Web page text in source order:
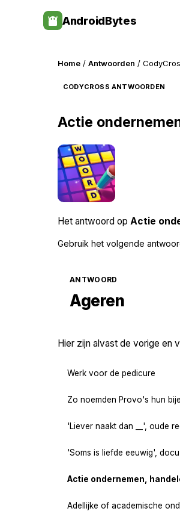
AndroidBytes
Home / Antwoorden /
CODYCROSS ANTWOORDEN
Actie
Het antwoord op Actie
Gebruik het volgende
ANTWOORD
Ageren
Hier zijn alvast de vorige en
Werk voor de pedicure
Zo noemden Provo's hun
'Liever naakt dan __', oude
'Soms is liefde eeuwig', docu
Actie ondernemen,
Adellijke of academische